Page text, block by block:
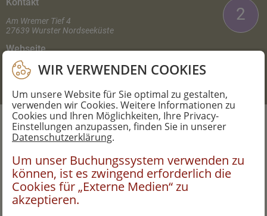
WIR VERWENDEN COOKIES
Um unsere Website für Sie optimal zu gestalten,
verwenden wir Cookies. Weitere Informationen zu
Cookies und Ihren Möglichkeiten, Ihre Privacy-
Einstellungen anzupassen, finden Sie in unserer
Datenschutzerklärung.
Um unser Buchungssystem verwenden zu
können, ist es zwingend erforderlich die
Cookies für „Externe Medien“ zu
akzeptieren.
Am Wremer Tief 4
27639 Wurster Nordseeküste
Webseite
www.krabben-friedhoff.de/fischerstube.html
2